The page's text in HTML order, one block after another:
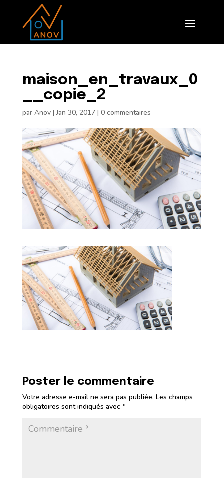
maison_en_travaux_0
__copie_2
par Anov|Jan 30, 2017| 0 commentaires
Poster le commentaire
Votre adresse e-mail ne sera pas publiée. Les champs
obligatoires sont indiqués avec *